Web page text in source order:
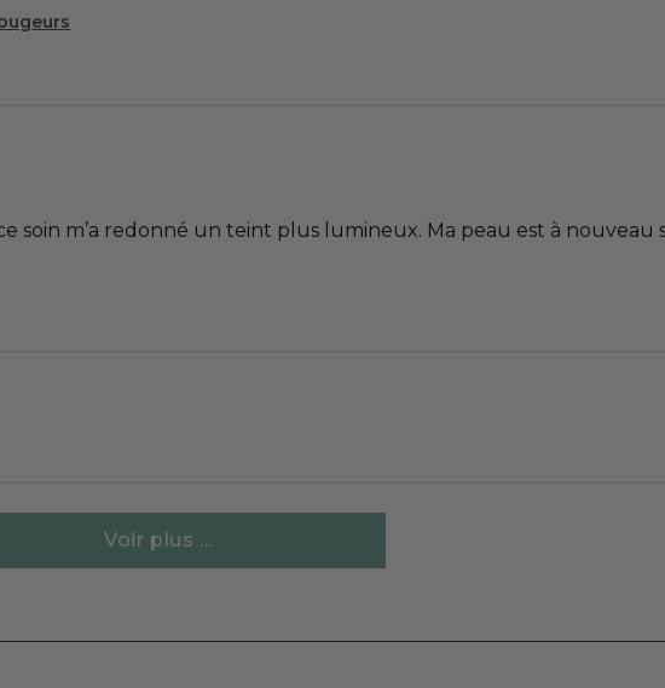
soin m’a redonné un teint plus lumineux. Ma peau est à nouveau
Voir plus ...